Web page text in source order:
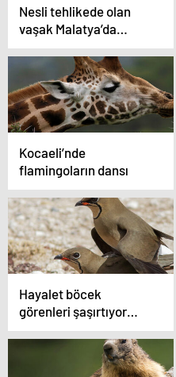
Nesli tehlikede olan
vaşak Malatya’da
görüntülendi
Kocaeli’nde
flamingoların dansı
Hayalet böcek
görenleri şaşırtıyor…